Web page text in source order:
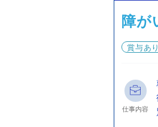
障が
賞与あり
仕事内容